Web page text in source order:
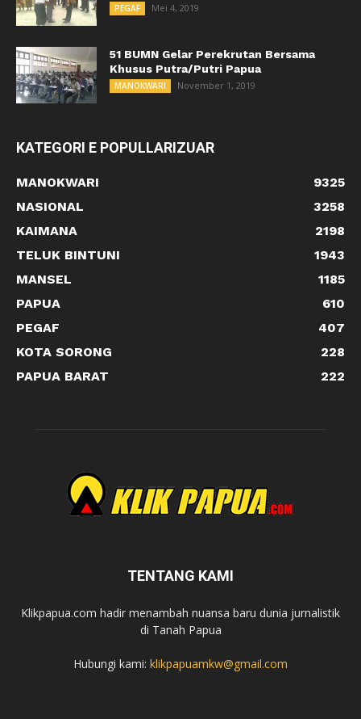
PEGAF Mei 4, 2019
51 BUMN Gelar Perekrutan Bersama
Khusus Putra/Putri Papua
MANOKWARI November 1, 2019
KATEGORI E POPULLARIZUAR
MANOKWARI
9325
NASIONAL
3258
KAIMANA
2198
TELUK BINTUNI
1943
MANSEL
1185
PAPUA
610
PEGAF
407
KOTA SORONG
228
PAPUA BARAT
222
TENTANG KAMI
Klikpapua.com hadir menambah nuansa baru dunia jurnalistik
di Tanah Papua
Hubungi kami: klikpapuamkw@gmail.com